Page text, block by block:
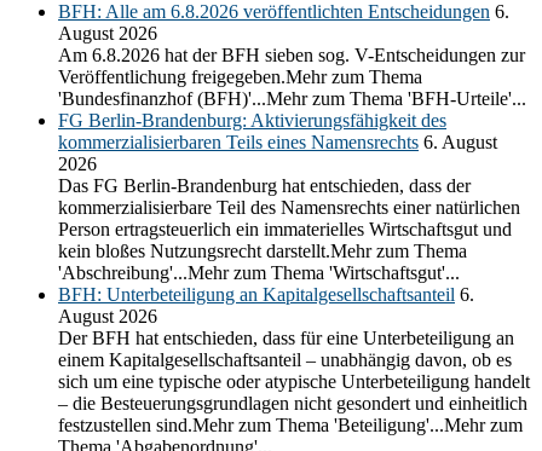
BFH: Alle am 6.8.2026 veröffentlichten Entscheidungen 6.
August 2026
Am 6.8.2026 hat der BFH sieben sog. V-Entscheidungen zur
Veröffentlichung freigegeben.Mehr zum Thema
'Bundesfinanzhof (BFH)'...Mehr zum Thema 'BFH-Urteile'...
FG Berlin-Brandenburg: Aktivierungsfähigkeit des
kommerzialisierbaren Teils eines Namensrechts 6. August
2026
Das FG Berlin-Brandenburg hat entschieden, dass der
kommerzialisierbare Teil des Namensrechts einer natürlichen
Person ertragsteuerlich ein immaterielles Wirtschaftsgut und
kein bloßes Nutzungsrecht darstellt.Mehr zum Thema
'Abschreibung'...Mehr zum Thema 'Wirtschaftsgut'...
BFH: Unterbeteiligung an Kapitalgesellschaftsanteil 6.
August 2026
Der BFH hat entschieden, dass für eine Unterbeteiligung an
einem Kapitalgesellschaftsanteil – unabhängig davon, ob es
sich um eine typische oder atypische Unterbeteiligung handelt
– die Besteuerungsgrundlagen nicht gesondert und einheitlich
festzustellen sind.Mehr zum Thema 'Beteiligung'...Mehr zum
Thema 'Abgabenordnung'...